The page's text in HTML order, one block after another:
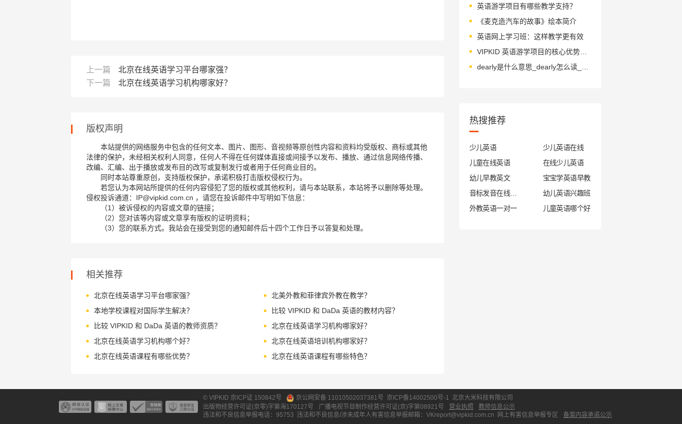
上一篇
北京在线英语学习平台哪家强？
下一篇
北京在线英语学习机构哪家好？
版权声明
本站提供的网络服务中包含的任何文本、图片、图形、音视频等原创性内容和资料均受版权、商标或其他
法律的保护，未经相关权利人同意，任何人不得在任何媒体直接或间接予以发布、播放、通过信息网络传播、
改编、汇编、出于播放或发布目的改写或复制发行或者用于任何商业目的。
同时本站尊重原创，支持版权保护，承诺积极打击版权侵权行为。
若您认为本网站所提供的任何内容侵犯了您的版权或其他权利，请与本站联系，本站将予以删除等处理。
侵权投诉通道：IP@vipkid.com.cn ，请您在投诉邮件中写明如下信息：
（1）被诉侵权的内容或文章的链接；
（2）您对该等内容或文章享有版权的证明资料；
（3）您的联系方式。我站会在接受到您的通知邮件后十四个工作日予以答复和处理。
相关推荐
北京在线英语学习平台哪家强？
北美外教和菲律宾外教在教学？
本地学校课程对国际学生解决？
比较 VIPKID 和 DaDa 英语的教材内容？
比较 VIPKID 和 DaDa 英语的教师资质？
北京在线英语学习机构哪家好？
北京在线英语学习机构哪个好？
北京在线英语培训机构哪家好？
北京在线英语课程有哪些优势？
北京在线英语课程有哪些特色？
英语游学项目有哪些教学支持？
《麦克造汽车的故事》绘本简介
英语网上学习班：这样教学更有效
VIPKID 英语游学项目的核心优势是什么？
热搜推荐
少儿英语
少儿英语在线
儿童在线英语
在线少儿英语
幼儿早教英文
宝宝学英语早教
幼儿英语兴趣班
外教英语一对一
儿童英语哪个好
© VIPKID 京ICP证 150842号 京公网安备 11010502037381号 京ICP备14002500号-1 北京大米科技有限公司
出版物经营许可证(京零)字第海170127号
广播电视节目制作经营许可证(京)字第08921号 营业执照
教师信息公示
违法和不良信息举报电话：95753 违法和不良信息/涉未成年人有害信息举报邮箱：VKreport@vipkid.com.cn 网上有害信息举报专区 备案内容承诺公示